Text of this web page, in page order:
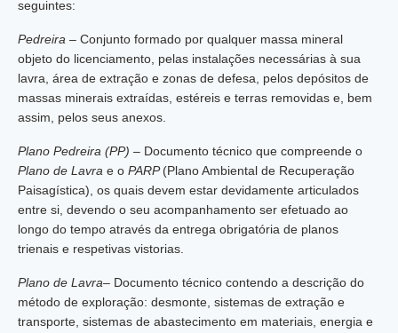
seguintes:
Pedreira – Conjunto formado por qualquer massa mineral
objeto do licenciamento, pelas instalações necessárias à sua
lavra, área de extração e zonas de defesa, pelos depósitos de
massas minerais extraídas, estéreis e terras removidas e, bem
assim, pelos seus anexos.
Plano Pedreira (PP) – Documento técnico que compreende o
Plano de Lavra e o PARP(Plano Ambiental de Recuperação
Paisagística), os quais devem estar devidamente articulados
entre si, devendo o seu acompanhamento ser efetuado ao
longo do tempo através da entrega obrigatória de planos
trienais e respetivas vistorias.
Plano de Lavra– Documento técnico contendo a descrição do
método de exploração: desmonte, sistemas de extração e
transporte, sistemas de abastecimento em materiais, energia e